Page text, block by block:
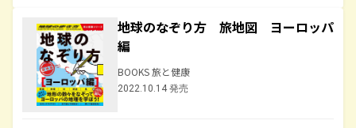
地球のなぞり方 旅地図 ヨーロッパ
編
BOOKS 旅と健康
2022.10.14 発売